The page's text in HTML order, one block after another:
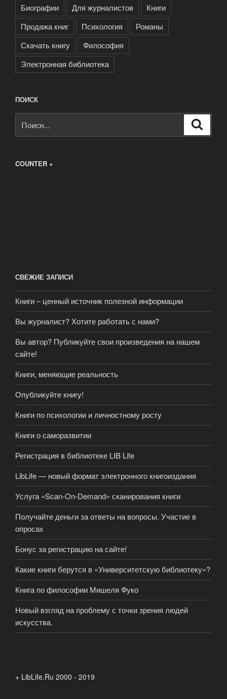
Биографии
Для журналистов
Книги
Продажа книг
Психология
Романы
Скачать книгу
Философия
Электронная библиотека
ПОИСК
COUNTER +
СВЕЖИЕ ЗАПИСИ
Книги – ценный источник полезной информации
Вы журналист? Хотите работать с нами?
Вы автор? Публикуйте свои произведения на нашем
сайте!
Книги, меняющие реальность
Опубликуйте книгу!
Книги по психологии и личностному росту
Книги о саморазвитии
Регистрация в библиотеке LIB Life
LibLife — новый формат электронного книгоиздания
Услуга «Scan-On-Demand» сканирования книги
Получайте деньги за ответы на вопросы. Участие в
опросах
Бонус за регистрацию на сайте!
Какие книги берутся в «Университетскую библиотеку»?
Книга по философии Мишеля Фуко
Новый взгляд на проблему с точки зрения людей
искусства.
+ LibLife.Ru 2000 - 2019